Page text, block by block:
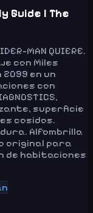
Guide | The
MAN QUIERE.
con Miles
en un
con
superficie
cosidos.
Alfombrilla
original para
de habitaciones